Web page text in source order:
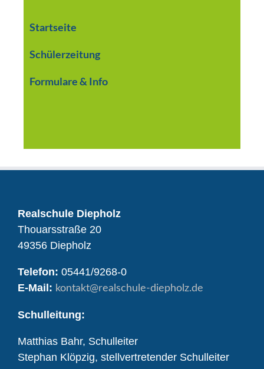
Startseite
Schülerzeitung
Formulare & Info
Realschule Diepholz
Thouarsstraße 20
49356 Diepholz
Telefon: 05441/9268-0
E-Mail: kontakt@realschule-diepholz.de
Schulleitung:
Matthias Bahr, Schulleiter
Stephan Klöpzig, stellvertretender Schulleiter